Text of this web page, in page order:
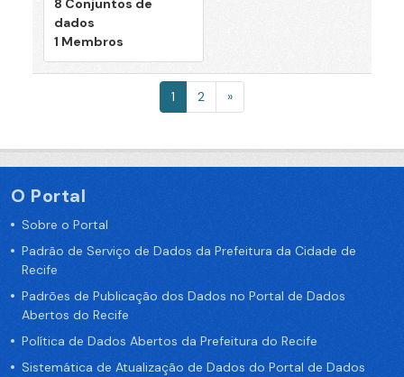
8 Conjuntos de
dados
1 Membros
1 2 »
O Portal
Sobre o Portal
Padrão de Serviço de Dados da Prefeitura da Cidade de
Recife
Padrões de Publicação dos Dados no Portal de Dados
Abertos do Recife
Política de Dados Abertos da Prefeitura do Recife
Sistemática de Atualização de Dados do Portal de Dados